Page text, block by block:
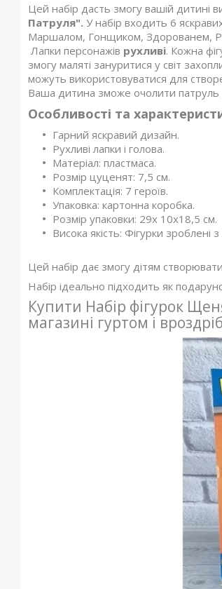
Цей набір дасть змогу вашій дитині
Патруля". У набір входить 6
Маршалом, Гонщиком, Здорованем,
Лапки персонажів рухливі. Кожна
змогу маляті зануритися у світ
можуть використовуватися для
Ваша дитина зможе очолити
Особливості та
Гарний яскравий дизайн.
Рухливі лапки і голова.
Матеріал: пластмаса.
Розмір цуценят: 7,5 см.
Комплектація: 7 героїв.
Упаковка: картонна коробка.
Розмір упаковки: 29х 10х18,5 см.
Висока якість: Фігурки зроблені
Цей набір дає змогу дітям
Набір ідеально підходить як
Купити Набір фігурок
магазині гуртом і